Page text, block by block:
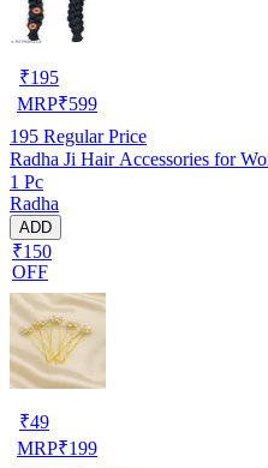
₹195
MRP₹599
195 Regular Price
Radha Ji Hair Accessories for
1 Pc
Radha
ADD
₹150
OFF
₹49
MRP₹199